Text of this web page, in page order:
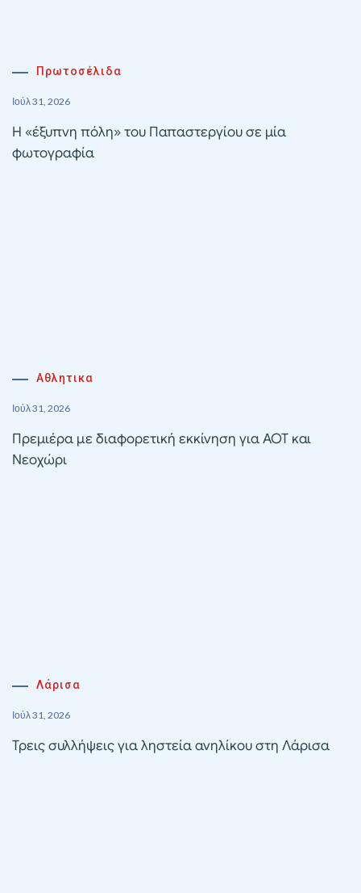
Πρωτοσέλιδα
Ιούλ 31, 2026
Η «έξυπνη πόλη» του Παπαστεργίου σε μία
φωτογραφία
Αθλητικα
Ιούλ 31, 2026
Πρεμιέρα με διαφορετική εκκίνηση για ΑΟΤ και
Νεοχώρι
Λάρισα
Ιούλ 31, 2026
Τρεις συλλήψεις για ληστεία ανηλίκου στη Λάρισα